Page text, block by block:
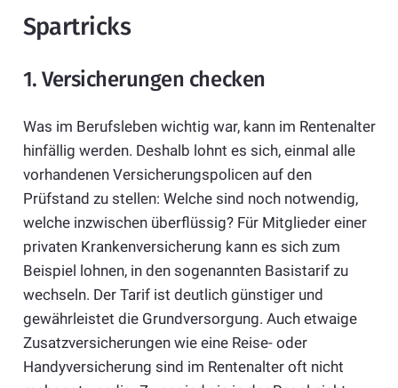
Spartricks
1. Versicherungen checken
Was im Berufsleben wichtig war, kann im Rentenalter
hinfällig werden. Deshalb lohnt es sich, einmal alle
vorhandenen Versicherungspolicen auf den
Prüfstand zu stellen: Welche sind noch notwendig,
welche inzwischen überflüssig? Für Mitglieder einer
privaten Krankenversicherung kann es sich zum
Beispiel lohnen, in den sogenannten Basistarif zu
wechseln. Der Tarif ist deutlich günstiger und
gewährleistet die Grundversorgung. Auch etwaige
Zusatzversicherungen wie eine Reise- oder
Handyversicherung sind im Rentenalter oft nicht